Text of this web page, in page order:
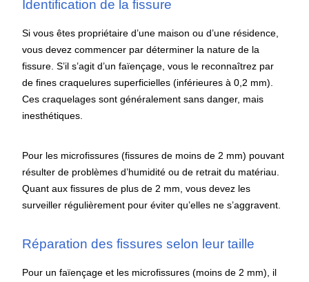
Identification de la fissure
Si vous êtes propriétaire d’une maison ou d’une résidence,
vous devez commencer par déterminer la nature de la
fissure. S’il s’agit d’un faïençage, vous le reconnaîtrez par
de fines craquelures superficielles (inférieures à 0,2 mm).
Ces craquelages sont généralement sans danger, mais
inesthétiques.
Pour les microfissures (fissures de moins de 2 mm) pouvant
résulter de problèmes d’humidité ou de retrait du matériau.
Quant aux fissures de plus de 2 mm, vous devez les
surveiller régulièrement pour éviter qu’elles ne s’aggravent.
Réparation des fissures selon leur taille
Pour un faïençage et les microfissures (moins de 2 mm), il